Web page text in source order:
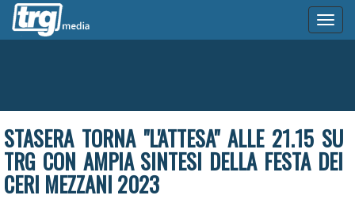
STASERA TORNA "L'ATTESA" ALLE 21.15 SU
TRG CON AMPIA SINTESI DELLA FESTA DEI
CERI MEZZANI 2023